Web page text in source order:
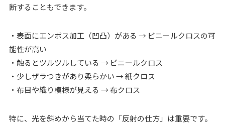
断することもできます。
・表面にエンボス加工（凹凸）がある → ビニールクロスの可
能性が高い
・触るとツルツルしている → ビニールクロス
・少しザラつきがあり柔らかい → 紙クロス
・布目や織り模様が見える → 布クロス
特に、光を斜めから当てた時の「反射の仕方」は重要です。